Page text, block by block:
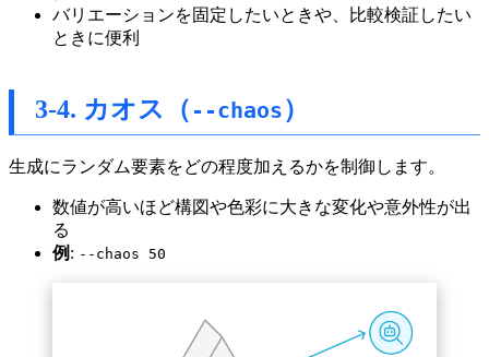
バリエーションを固定したいときや、比較検証したい
ときに便利
3-4. カオス（ --chaos）
生成にランダム要素をどの程度加えるかを制御します。
数値が高いほど構図や色彩に大きな変化や意外性が出
る
例 : --chaos 50